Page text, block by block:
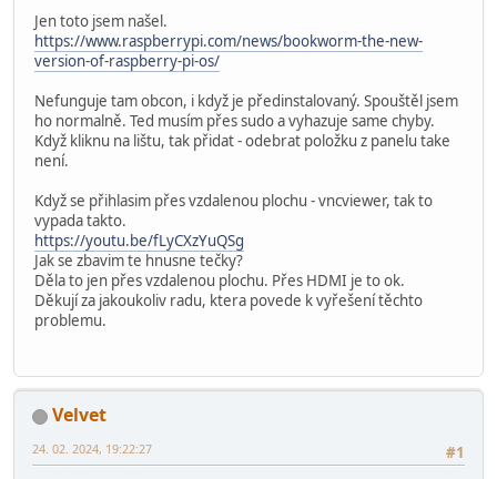
Jen toto jsem našel.
https://www.raspberrypi.com/news/bookworm-the-new-
version-of-raspberry-pi-os/
Nefunguje tam obcon, i když je předinstalovaný. Spouštěl jsem
ho normalně. Ted musím přes sudo a vyhazuje same chyby.
Když kliknu na lištu, tak přidat - odebrat položku z panelu take
není.
Když se přihlasim přes vzdalenou plochu - vncviewer, tak to
vypada takto.
https://youtu.be/fLyCXzYuQSg
Jak se zbavim te hnusne tečky?
Děla to jen přes vzdalenou plochu. Přes HDMI je to ok.
Děkují za jakoukoliv radu, ktera povede k vyřešení těchto
problemu.
Velvet
#1
24. 02. 2024, 19:22:27